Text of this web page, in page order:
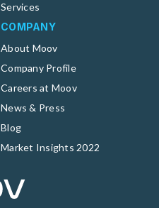
Services
COMPANY
About Moov
Company Profile
Careers at Moov
News & Press
Blog
Market Insights 2022